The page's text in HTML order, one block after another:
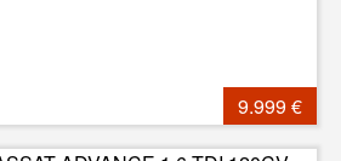
9.999 €